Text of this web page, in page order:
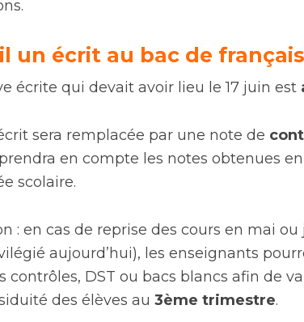
un écrit au bac de
écrite qui devait avoir lieu le 17 juin est
sera remplacée par une note de
en compte les notes obtenues
scolaire.
: en cas de reprise des cours en mai ou
aujourd’hui), les enseignants
contrôles, DST ou bacs blancs afin de
des élèves au 3ème trimestre.